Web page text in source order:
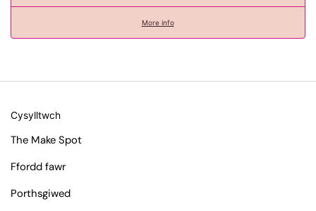
More info
Cysylltwch
The Make Spot
Ffordd fawr
Porthsgiwed